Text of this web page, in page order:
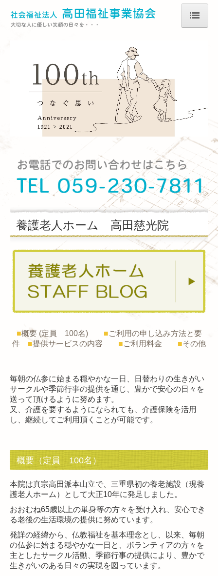
養護老人ホーム
特別養護老人ホーム
ケアハウス
デイサービス
居宅介護支援事業所
養護老人ホーム 高田慈光院
■概要 (定員 100名) ■ご利用の申し込み方法と要
件
■提供サービスの内容 ■ご利用料金 ■その他
毎朝の仏参に始まる穏やかな一日、日替わりの生きがい
サークルや季節行事の提供を通じ、豊かで安心の日々を
送って頂けるように努めます。
又、介護を要するようになられても、介護保険を活用
し、継続してご利用頂くことが可能です。
概要（定員 100名）
本院は真宗高田派本山立で、三重県初の養老施設（現養
護老人ホーム）として大正10年に発足しました。
おおむね65歳以上の単身等の方々を受け入れ、安心でき
る老後の生活環境の提供に努めています。
発詳の経緯から、仏教福祉を基本理念とし、以来、毎朝
の仏参に始まる穏やかな一日と、ボランティアの方々を
主としたサークル活動、季節行事の提供により、豊かで
生きがいのある日々の実現を図っています。